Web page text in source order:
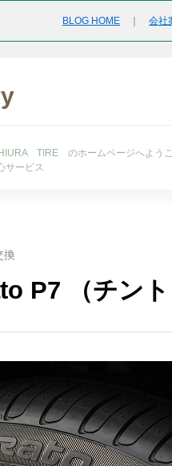
BLOG HOME 会社
TIRE のホームページへよう
ービス
換
P7 （チン